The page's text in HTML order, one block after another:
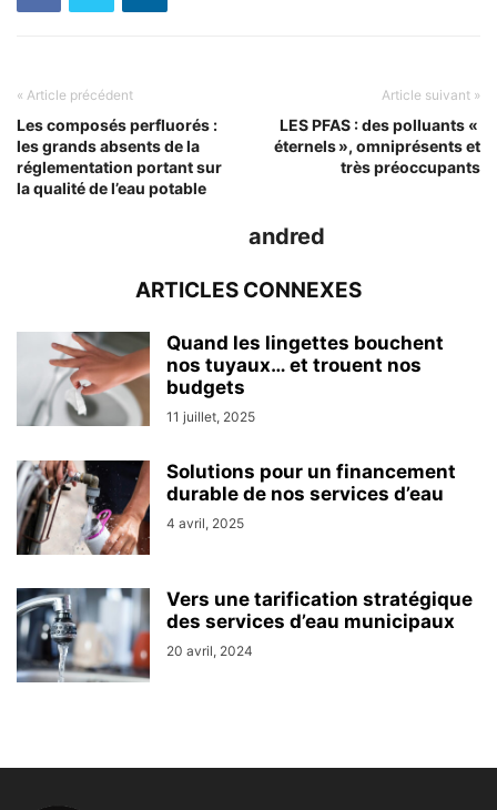
« Article précédent
Les composés perfluorés :
les grands absents de la
réglementation portant sur
la qualité de l’eau potable
Article suivant »
LES PFAS : des polluants «
éternels », omniprésents et
très préoccupants
andred
ARTICLES CONNEXES
Quand les lingettes bouchent
nos tuyaux… et trouent nos
budgets
11 juillet, 2025
Solutions pour un financement
durable de nos services d’eau
4 avril, 2025
Vers une tarification stratégique
des services d’eau municipaux
20 avril, 2024